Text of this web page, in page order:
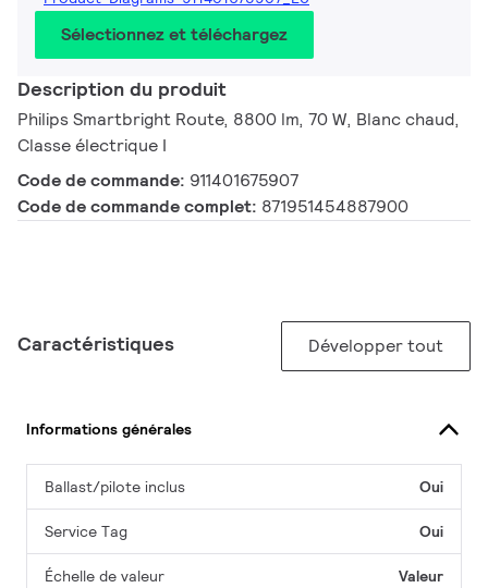
Sélectionnez et téléchargez
Description du produit
Philips Smartbright Route, 8800 lm, 70 W, Blanc chaud,
Classe électrique I
Code de commande: 911401675907
Code de commande complet: 871951454887900
Caractéristiques Développer tout
Informations générales
Ballast/pilote inclus Oui
Service Tag Oui
Échelle de valeur Valeur